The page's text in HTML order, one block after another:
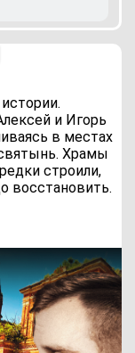
и Игорь
в местах
Храмы
строили,
восстановить.